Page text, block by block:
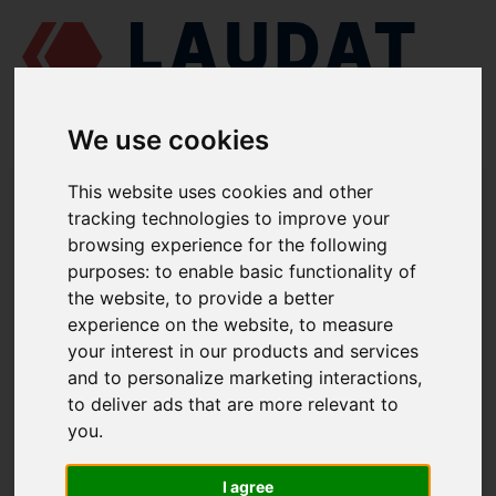
We use cookies
This website uses cookies and other
tracking technologies to improve your
browsing experience for the following
purposes:to enable basic functionality of
the website,to provide a better
experience on the website,to measure
your interest in our products and services
and to personalize marketing interactions,
to deliver ads that are more relevant to
you.
I agree
LAUDAT SUPPLY/MOTORES MARINOS/ MAN L25/30/ ANILLO
LAUDAT SUPPLY
L25/30
CATEGORIA DE CENTRÍFUGA DE ACEITE DE ENGRASE
ANILLO OBTURADOR
NÚMERO DE PIEZA: 310.05.004